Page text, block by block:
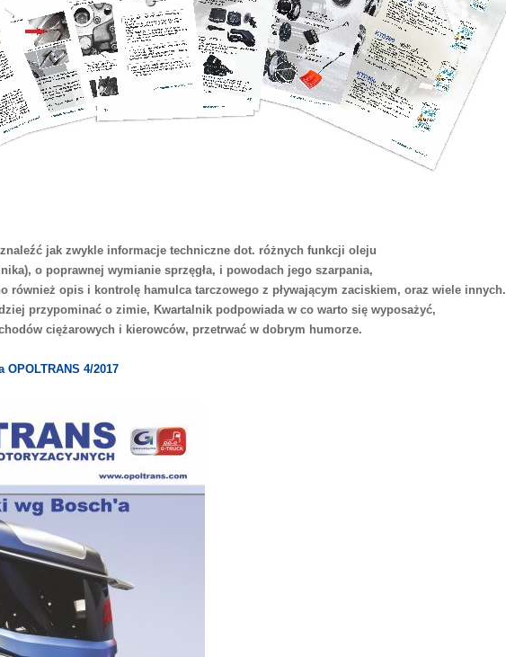
jak zwykle informacje techniczne dot. różnych funkcji oleju
o poprawnej wymianie sprzęgła, i powodach jego szarpania,
również opis i kontrolę hamulca tarczowego z pływającym zaciskiem, oraz wiele innych.
przypominać o zimie, Kwartalnik podpowiada w co warto się wyposażyć,
ciężarowych i kierowców, przetrwać w dobrym humorze.
4/2017